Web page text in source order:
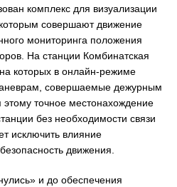
комплекс для визуализации
совершают движение
мониторинга положения
На станции Комбинатская
которых в онлайн-режиме
совершаемые дежурным
точное местонахождение
без необходимости связи
исключить влияние
движения.
и до обеспечения